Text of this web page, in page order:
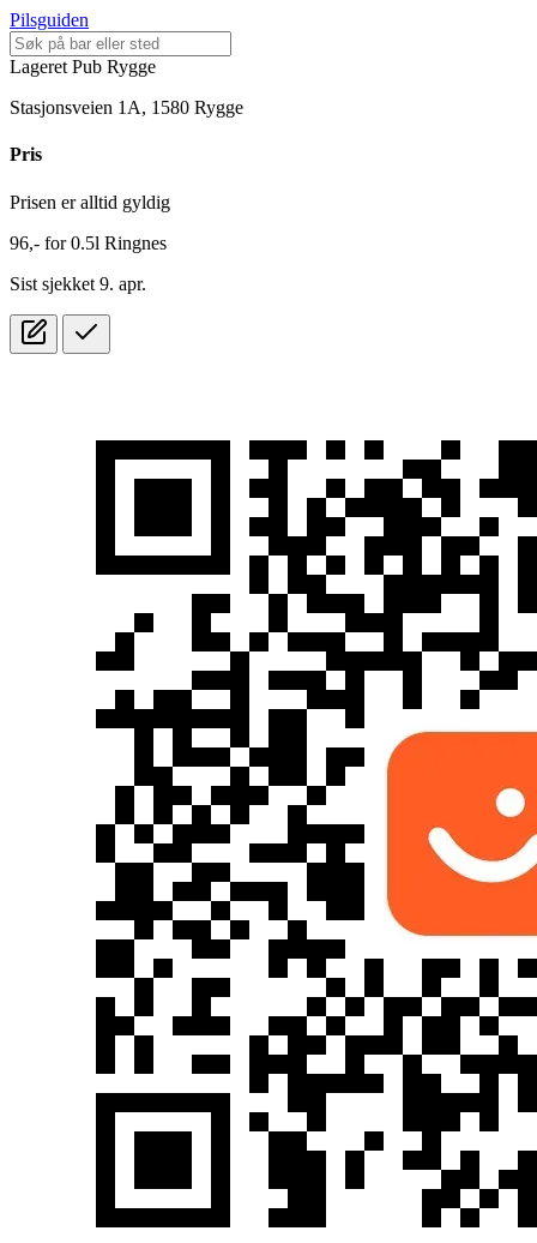
Pilsguiden
Lageret Pub Rygge
Stasjonsveien 1A, 1580 Rygge
Pris
Prisen er alltid gyldig
96,- for0.5l Ringnes
Sist sjekket 9. apr.